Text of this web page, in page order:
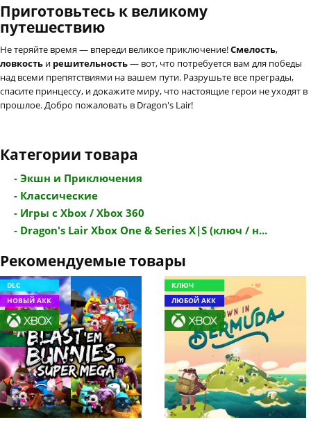
Приготовьтесь к великому
путешествию
Не теряйте время — впереди великое приключение!Смелость,
ловкость и решительность— вот, что потребуется вам для победы
над всеми препятствиями на вашем пути. Разрушьте все преграды,
спасите принцессу, и докажите миру, что настоящие герои не уходят в
прошлое. Добро пожаловать в Dragon's Lair!
Категории товара
- Экшн и Приключения
- Классические
- Игры с Xbox / Xbox 360
- Dragon's Lair Xbox One & Series X|S (ключ / н...
Рекомендуемые товары
DLC
НОВЫЙ АКК
КЛЮЧ
ЛЮБОЙ АКК